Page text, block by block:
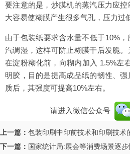
要注意的是，炒膜机的蒸汽压力应
大容易使糊膜产生很多气孔，压力过
由于包装纸要求含水量不低于10%
汽调湿，这样可防止糊膜干后发脆
在淀粉糊化前，向糊内加入 1.5%左
明胶，目的是提高成品纸的韧性、
质后，其强度可提高10%左右。
请进入微信公众号
上一篇： 包装印刷中印前技术和印刷技术
下一篇： 国家统计局:展会等消费场景逐步